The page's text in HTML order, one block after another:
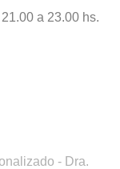
a 23.00 hs.
- Dra.